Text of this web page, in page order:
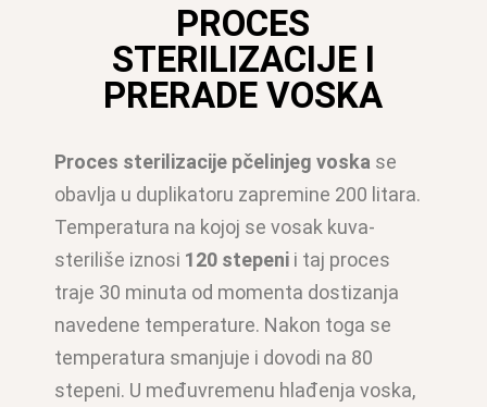
PROCES
STERILIZACIJE I
PRERADE VOSKA
Proces sterilizacije pčelinjeg voska se
obavlja u duplikatoru zapremine 200 litara.
Temperatura na kojoj se vosak kuva-
steriliše iznosi 120 stepeni i taj proces
traje 30 minuta od momenta dostizanja
navedene temperature. Nakon toga se
temperatura smanjuje i dovodi na 80
stepeni. U međuvremenu hlađenja voska,